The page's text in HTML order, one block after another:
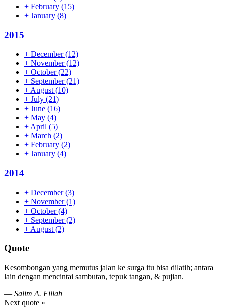
+ February (15)
+ January (8)
2015
+ December(12)
+ November(12)
+ October(22)
+ September(21)
+ August (10)
+ July (21)
+ June (16)
+ May (4)
+ April (5)
+ March (2)
+ February (2)
+ January (4)
2014
+ December(3)
+ November(1)
+ October(4)
+ September(2)
+ August (2)
Quote
Kesombongan yang memutus jalan ke surga itu bisa dilatih; antara
lain dengan mencintai sambutan, tepuk tangan, & pujian.
— Salim A. Fillah
Next quote »